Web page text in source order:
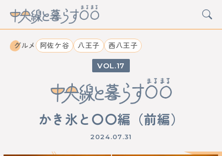
CATEGORY
カルチャー グルメ アート イベント
STATION
阿佐ケ谷 荻窪
三鷹
武蔵境 東小金井 武蔵小金井
国分寺
グルメ 阿佐ケ谷 八王子 西八王子
17
かき氷と〇〇編（前編）
2024.07.31